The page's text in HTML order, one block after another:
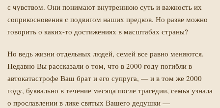
с чувством. Они понимают внутреннюю суть и важность их
соприкосновения с подвигом наших предков. Но разве можно
говорить о каких-то достижениях в масштабах страны?
Но ведь жизни отдельных людей, семей все равно меняются.
Недавно Вы рассказали о том, что в 2000 году погибли в
автокатастрофе Ваш брат и его супруга, — и в том же 2000
году, буквально в течение месяца после трагедии, семья узнала
о прославлении в лике святых Вашего дедушки —